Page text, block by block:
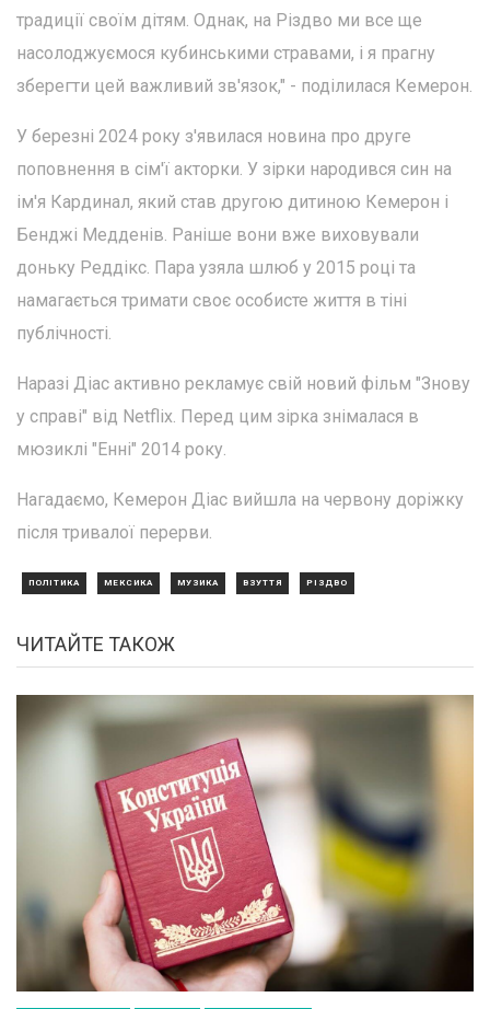
традиції своїм дітям. Однак, на Різдво ми все ще
насолоджуємося кубинськими стравами, і я прагну
зберегти цей важливий зв'язок," - поділилася Кемерон.
У березні 2024 року з'явилася новина про друге
поповнення в сім'ї акторки. У зірки народився син на
ім'я Кардинал, який став другою дитиною Кемерон і
Бенджі Медденів. Раніше вони вже виховували
доньку Реддікс. Пара узяла шлюб у 2015 році та
намагається тримати своє особисте життя в тіні
публічності.
Наразі Діас активно рекламує свій новий фільм "Знову
у справі" від Netflix. Перед цим зірка знімалася в
мюзиклі "Енні" 2014 року.
Нагадаємо, Кемерон Діас вийшла на червону доріжку
після тривалої перерви.
ПОЛІТИКА МЕКСИКА МУЗИКА ВЗУТТЯ РІЗДВО
ЧИТАЙТЕ ТАКОЖ